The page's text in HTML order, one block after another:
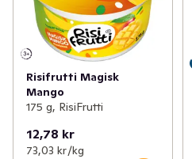
Risifrutti Magisk
Mango
175 g, RisiFrutti
12,78 kr
73,03 kr /kg